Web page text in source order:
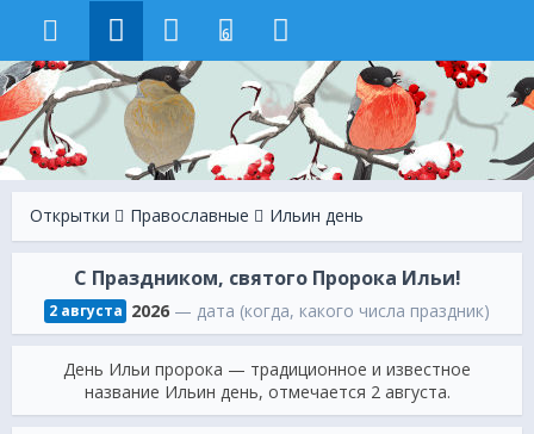
6
Открытки Православные Ильин день
С Праздником, святого Пророка Ильи!
2 августа 2026 — дата (когда, какого числа праздник)
День Ильи пророка — традиционное и известное
название Ильин день, отмечается 2 августа.